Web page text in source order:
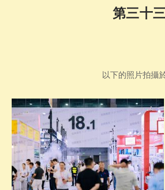
第三十
以下的照片拍攝